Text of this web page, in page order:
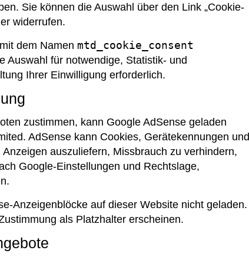
Sie können die Auswahl über den Link „Cookie-
widerrufen.
dem Namen mtd_cookie_consent
Auswahl für notwendige, Statistik- und
Ihrer Einwilligung erforderlich.
zustimmen, kann Google AdSense geladen
AdSense kann Cookies, Gerätekennungen und
auszuliefern, Missbrauch zu verhindern,
Google-Einstellungen und Rechtslage,
Anzeigenblöcke auf dieser Website nicht geladen.
als Platzhalter erscheinen.